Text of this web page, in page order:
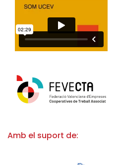
Amb el suport de: